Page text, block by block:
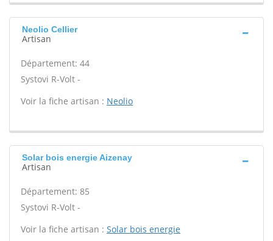
Neolio Cellier
Artisan
Département: 44
Systovi R-Volt -
Voir la fiche artisan : Neolio
Solar bois energie Aizenay
Artisan
Département: 85
Systovi R-Volt -
Voir la fiche artisan : Solar bois energie